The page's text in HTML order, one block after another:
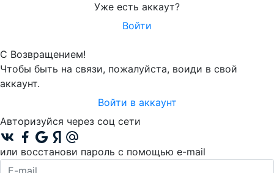
Уже есть аккаут?
Войти
С Возвращением!
Чтобы быть на связи, пожалуйста, воиди в свой
аккаунт.
Войти в аккаунт
Авторизуйся через соц сети
или восстанови пароль с помощью e-mail